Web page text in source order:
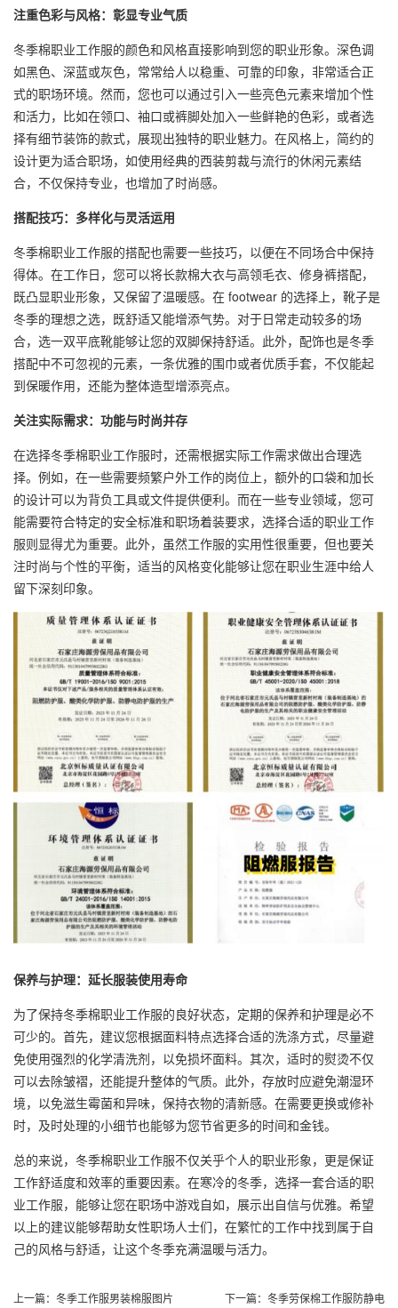
注重色彩与风格：彰显专业气质
冬季棉职业工作服的颜色和风格直接影响到您的职业形象。深色调
如黑色、深蓝或灰色，常常给人以稳重、可靠的印象，非常适合正
式的职场环境。然而，您也可以通过引入一些亮色元素来增加个性
和活力，比如在领口、袖口或裤脚处加入一些鲜艳的色彩，或者选
择有细节装饰的款式，展现出独特的职业魅力。在风格上，简约的
设计更为适合职场，如使用经典的西装剪裁与流行的休闲元素结
合，不仅保持专业，也增加了时尚感。
搭配技巧：多样化与灵活运用
冬季棉职业工作服的搭配也需要一些技巧，以便在不同场合中保持
得体。在工作日，您可以将长款棉大衣与高领毛衣、修身裤搭配，
既凸显职业形象，又保留了温暖感。在 footwear 的选择上，靴子是
冬季的理想之选，既舒适又能增添气势。对于日常走动较多的场
合，选一双平底靴能够让您的双脚保持舒适。此外，配饰也是冬季
搭配中不可忽视的元素，一条优雅的围巾或者优质手套，不仅能起
到保暖作用，还能为整体造型增添亮点。
关注实际需求：功能与时尚并存
在选择冬季棉职业工作服时，还需根据实际工作需求做出合理选
择。例如，在一些需要频繁户外工作的岗位上，额外的口袋和加长
的设计可以为背负工具或文件提供便利。而在一些专业领域，您可
能需要符合特定的安全标准和职场着装要求，选择合适的职业工作
服则显得尤为重要。此外，虽然工作服的实用性很重要，但也要关
注时尚与个性的平衡，适当的风格变化能够让您在职业生涯中给人
留下深刻印象。
保养与护理：延长服装使用寿命
为了保持冬季棉职业工作服的良好状态，定期的保养和护理是必不
可少的。首先，建议您根据面料特点选择合适的洗涤方式，尽量避
免使用强烈的化学清洗剂，以免损坏面料。其次，适时的熨烫不仅
可以去除皱褶，还能提升整体的气质。此外，存放时应避免潮湿环
境，以免滋生霉菌和异味，保持衣物的清新感。在需要更换或修补
时，及时处理的小细节也能够为您节省更多的时间和金钱。
总的来说，冬季棉职业工作服不仅关乎个人的职业形象，更是保证
工作舒适度和效率的重要因素。在寒冷的冬季，选择一套合适的职
业工作服，能够让您在职场中游戏自如，展示出自信与优雅。希望
以上的建议能够帮助女性职场人士们，在繁忙的工作中找到属于自
己的风格与舒适，让这个冬季充满温暖与活力。
上一篇： 冬季工作服男装棉服图片 下一篇： 冬季劳保棉工作服防静电